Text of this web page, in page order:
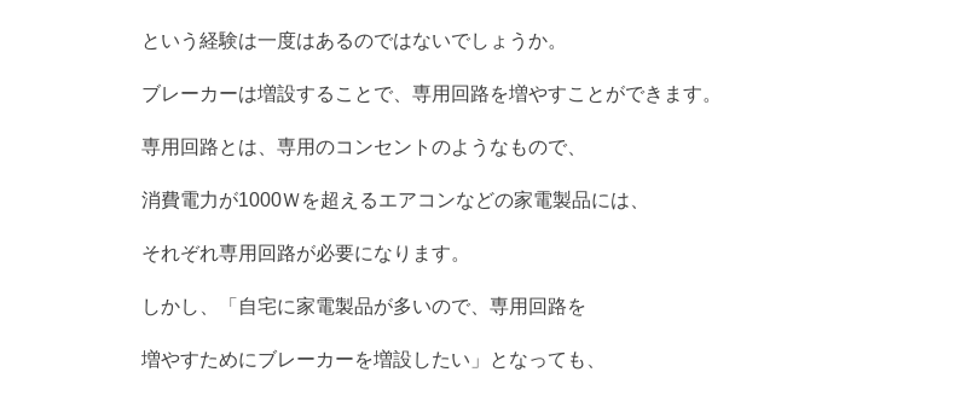
という経験は一度はあるのではないでしょうか。
ブレーカーは増設することで、専用回路を増やすことができます。
専用回路とは、専用のコンセントのようなもので、
消費電力が1000Ｗを超えるエアコンなどの家電製品には、
それぞれ専用回路が必要になります。
しかし、「自宅に家電製品が多いので、専用回路を
増やすためにブレーカーを増設したい」となっても、